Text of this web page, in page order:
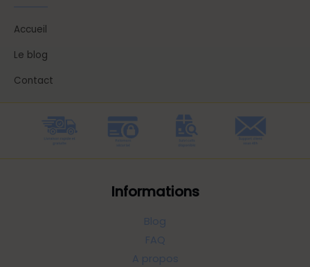
Accueil
Le blog
Contact
Informations
Blog
FAQ
A propos